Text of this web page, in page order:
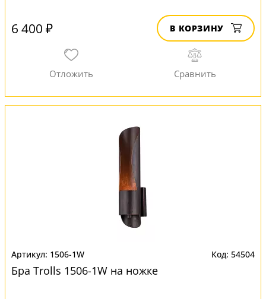
6 400 ₽ В КОРЗИНУ
1506-1W 54504
Бра Trolls 1506-1W на ножке